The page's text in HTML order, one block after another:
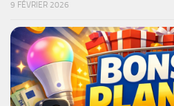
9 FÉVRIER 2026